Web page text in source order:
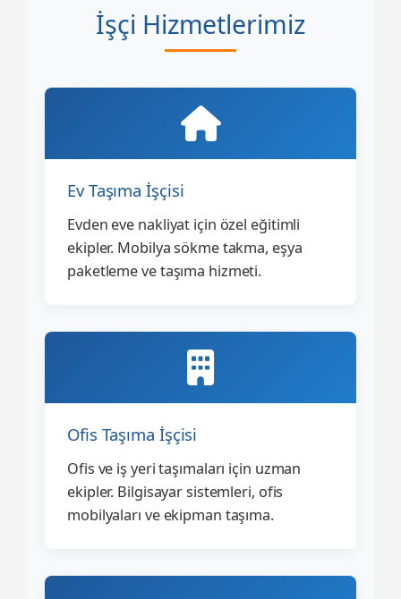
İşçi Hizmetlerimiz
Ev Taşıma İşçisi
Evden eve nakliyat için özel eğitimli
ekipler. Mobilya sökme takma, eşya
paketleme ve taşıma hizmeti.
Ofis Taşıma İşçisi
Ofis ve iş yeri taşımaları için uzman
ekipler. Bilgisayar sistemleri, ofis
mobilyaları ve ekipman taşıma.